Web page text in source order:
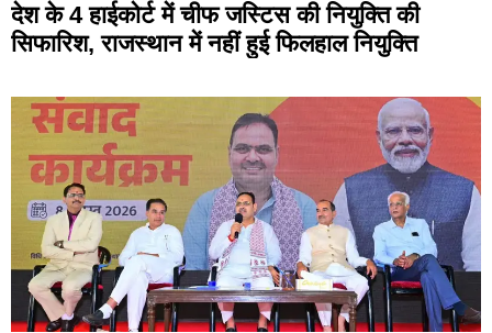
देश के 4 हाईकोर्ट में चीफ जस्टिस की नियुक्ति की
सिफारिश, राजस्थान में नहीं हुई फिलहाल नियुक्ति